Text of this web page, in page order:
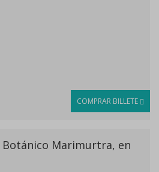
COMPRAR BILLETE
Botánico Marimurtra, en